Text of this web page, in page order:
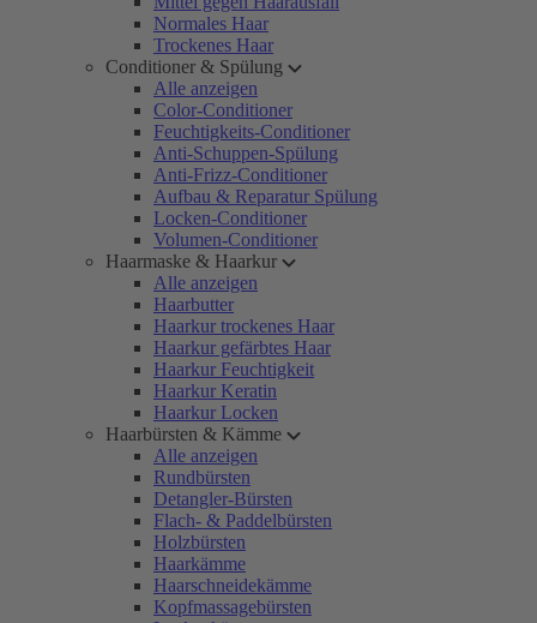
Normales Haar
Trockenes Haar
Conditioner & Spülung
Alle anzeigen
Color-Conditioner
Feuchtigkeits-Conditioner
Anti-Schuppen-Spülung
Anti-Frizz-Conditioner
Aufbau & Reparatur Spülung
Locken-Conditioner
Volumen-Conditioner
Haarmaske & Haarkur
Alle anzeigen
Haarbutter
Haarkur trockenes Haar
Haarkur gefärbtes Haar
Haarkur Feuchtigkeit
Haarkur Keratin
Haarkur Locken
Haarbürsten & Kämme
Alle anzeigen
Rundbürsten
Detangler-Bürsten
Flach- & Paddelbürsten
Holzbürsten
Haarkämme
Haarschneidekämme
Kopfmassagebürsten